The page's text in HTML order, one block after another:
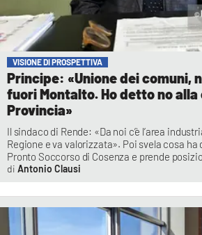
VISIONE DI PROSPETTIVA
Principe: «Unione dei comuni,
fuori Montalto. Ho detto no
Provincia»
Il sindaco di Rende: «Da noi c’è l’area
Regione e va valorizzata». Poi svela cosa
Pronto Soccorso di Cosenza e prende
Antonio Clausi